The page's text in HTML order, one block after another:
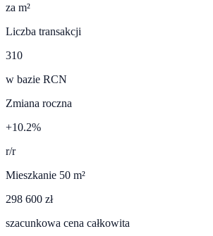
za m²
Liczba transakcji
310
w bazie RCN
Zmiana roczna
+10.2%
r/r
Mieszkanie 50 m²
298 600 zł
szacunkowa cena całkowita